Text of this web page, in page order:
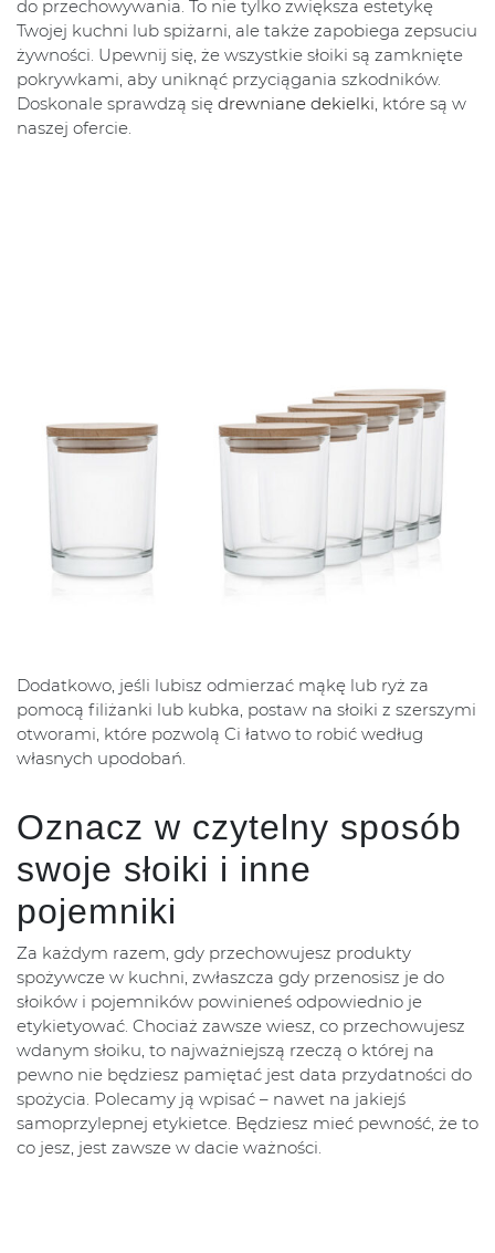
do przechowywania. To nie tylko zwiększa estetykę
Twojej kuchni lub spiżarni, ale także zapobiega zepsuciu
żywności. Upewnij się, że wszystkie słoiki są zamknięte
pokrywkami, aby uniknąć przyciągania szkodników.
Doskonale sprawdzą się drewniane dekielki, które są w
naszej ofercie.
Dodatkowo, jeśli lubisz odmierzać mąkę lub ryż za
pomocą filiżanki lub kubka, postaw na słoiki z szerszymi
otworami, które pozwolą Ci łatwo to robić według
własnych upodobań.
Oznacz w czytelny sposób
swoje słoiki i inne
pojemniki
Za każdym razem, gdy przechowujesz produkty
spożywcze w kuchni, zwłaszcza gdy przenosisz je do
słoików i pojemników powinieneś odpowiednio je
etykietyować. Chociaż zawsze wiesz, co przechowujesz
wdanym słoiku, to najważniejszą rzeczą o której na
pewno nie będziesz pamiętać jest data przydatności do
spożycia. Polecamy ją wpisać – nawet na jakiejś
samoprzylepnej etykietce. Będziesz mieć pewność, że to
co jesz, jest zawsze w dacie ważności.